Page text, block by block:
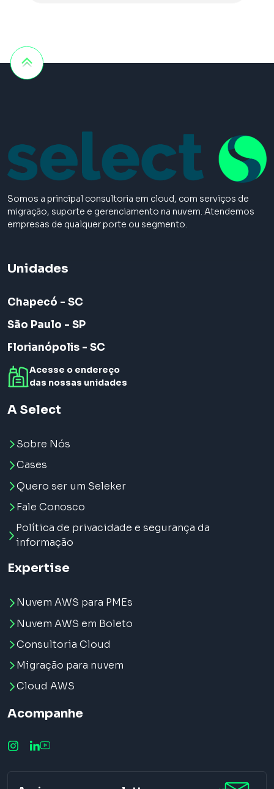
Somos a principal consultoria em cloud, com serviços de
migração, suporte e gerenciamento na nuvem. Atendemos
empresas de qualquer porte ou segmento.
Unidades
Chapecó - SC
São Paulo - SP
Florianópolis - SC
Acesse o endereço
das nossas unidades
A Select
Sobre Nós
Cases
Quero ser um Seleker
Fale Conosco
Política de privacidade e segurança da
informação
Expertise
Nuvem AWS para PMEs
Nuvem AWS em Boleto
Consultoria Cloud
Migração para nuvem
Cloud AWS
Acompanhe